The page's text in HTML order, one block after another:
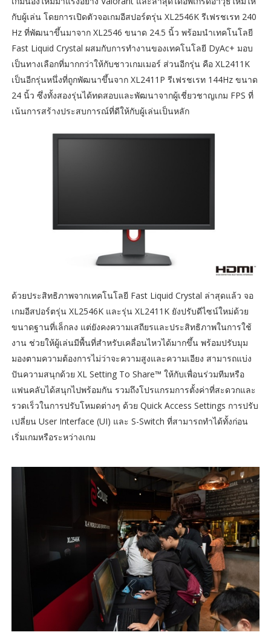
กับผู้เล่น โดยการเปิดตัวจอเกมอีสปอร์ตรุ่น XL2546K รีเฟรชเรท 240
Hz ที่พัฒนาขึ้นมาจาก XL2546 ขนาด 24.5 นิ้ว พร้อมนำเทคโนโลยี
Fast Liquid Crystal ผสมกับการทำงานของเทคโนโลยี DyAc+ มอบ
เป็นทางเลือกที่มากกว่าให้กับชาวเกมเมอร์ ส่วนอีกรุ่น คือ XL2411K
เป็นอีกรุ่นหนึ่งที่ถูกพัฒนาขึ้นจาก XL2411P รีเฟรชเรท 144Hz ขนาด
24 นิ้ว ซึ่งทั้งสองรุ่นได้ทดสอบและพัฒนาจากผู้เชี่ยวชาญเกม FPS ที่
เน้นการสร้างประสบการณ์ที่ดีให้กับผู้เล่นเป็นหลัก
ด้วยประสิทธิภาพจากเทคโนโลยี Fast Liquid Crystal ล่าสุดแล้ว จอ
เกมอีสปอร์ตรุ่น XL2546K และรุ่น XL2411K ยังปรับดีไซน์ใหม่ด้วย
ขนาดฐานที่เล็กลง แต่ยังคงความเสถียรและประสิทธิภาพในการใช้
งาน ช่วยให้ผู้เล่นมีพื้นที่สำหรับเคลื่อนไหวได้มากขึ้น พร้อมปรับมุม
มองตามความต้องการไม่ว่าจะความสูงและความเอียง สามารถแบ่ง
ปันความสนุกด้วย XL Setting To Share™ ให้กับเพื่อนร่วมทีมหรือ
แฟนคลับได้สนุกไปพร้อมกัน รวมถึงโปรแกรมการตั้งค่าที่สะดวกและ
รวดเร็วในการปรับโหมดต่างๆ ด้วย Quick Access Settings การปรับ
เปลี่ยน User Interface (UI) และ S-Switch ที่สามารถทำได้ทั้งก่อน
เริ่มเกมหรือระหว่างเกม